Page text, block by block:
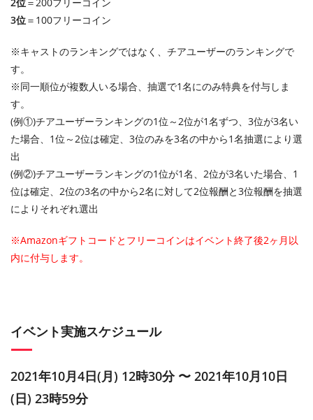
3位＝100フリーコイン
※キャストのランキングではなく、チアユーザーのランキングで
す。
※同一順位が複数人いる場合、抽選で1名にのみ特典を付与しま
す。
(例①)チアユーザーランキングの1位～2位が1名ずつ、3位が3名い
た場合、1位～2位は確定、3位のみを3名の中から1名抽選により選
出
(例②)チアユーザーランキングの1位が1名、2位が3名いた場合、1
位は確定、2位の3名の中から2名に対して2位報酬と3位報酬を抽選
によりそれぞれ選出
※Amazonギフトコードとフリーコインはイベント終了後2ヶ月以
内に付与します。
イベント実施スケジュール
2021年10月4日(月) 12時30分 〜 2021年10月10日
(日) 23時59分